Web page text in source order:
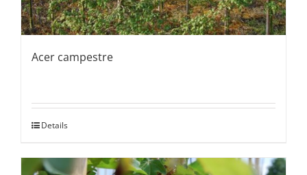
Acer campestre
Details